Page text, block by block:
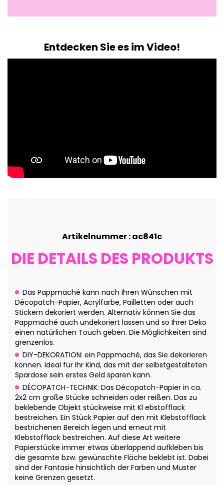
Entdecken Sie es im Video!
Artikelnummer : ac841c
DIE DETAILS DES PRODUKTS
Das Pappmaché kann nach Ihren Wünschen mit
Décopatch-Papier, Acrylfarbe, Pailletten oder auch
Stickern dekoriert werden. Alternativ können Sie das
Pappmaché auch undekoriert lassen und so Ihrer Deko
einen natürlichen Touch geben. Die Möglichkeiten sind
grenzenlos.
DIY-DEKORATION: ein Pappmaché, das Sie dekorieren
können. Ideal für Ihr Kind, das mit der selbstgestalteten
Spardose sein erstes Geld sparen kann.
DÉCOPATCH-TECHNIK: Das Décopatch-Papier in ca.
2x2 cm große Stücke schneiden oder reißen. Das zu
beklebende Objekt stückweise mit Kl ebstofflack
bestreichen. Ein Stück Papier auf den mit Klebstofflack
bestrichenen Bereich legen und erneut mit
Klebstofflack bestreichen. Auf diese Art weitere
Papierstücke immer etwas überlappend aufkleben bis
die gesamte bzw. gewünschte Fläche beklebt ist. Dabei
sind der Fantasie hinsichtlich der Farben und Muster
keine Grenzen gesetzt.